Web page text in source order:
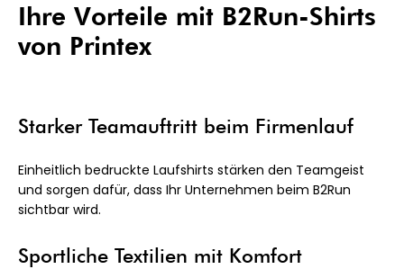
Ihre Vorteile mit B2Run-Shirts
von Printex
Starker Teamauftritt beim Firmenlauf
Einheitlich bedruckte Laufshirts stärken den Teamgeist
und sorgen dafür, dass Ihr Unternehmen beim B2Run
sichtbar wird.
Sportliche Textilien mit Komfort